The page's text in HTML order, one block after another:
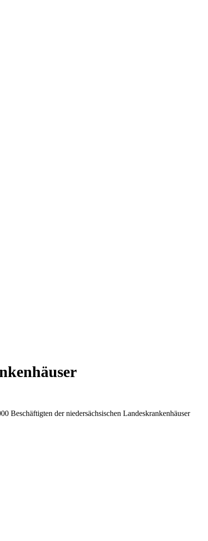
Beschäftigten der niedersächsischen Landeskrankenhäuser